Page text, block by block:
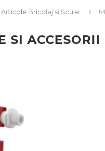
Articole Bricolaj si Scule
SI ACCESORII